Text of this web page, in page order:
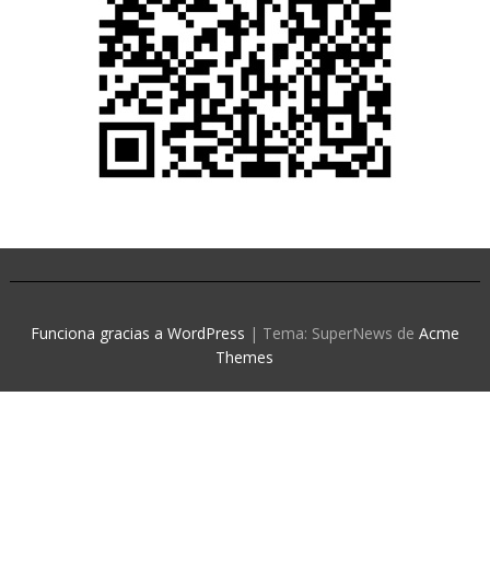
Funciona gracias a WordPress | Tema: SuperNews de Acme
Themes